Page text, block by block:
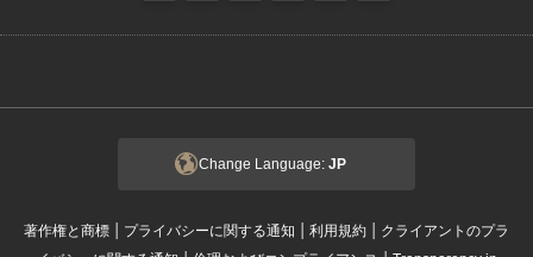
Change Language: JP
著作権と商標 | プライバシーに関する通知 | 利用規約 | クライアントのプラ